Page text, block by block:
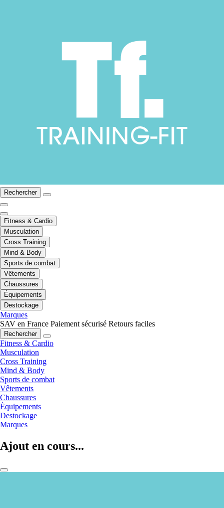
Rechercher
Fitness & Cardio
Musculation
Cross Training
Mind & Body
Sports de combat
Vêtements
Chaussures
Équipements
Destockage
Marques
SAV en France Paiement sécurisé Retours faciles
Rechercher
Fitness & Cardio
Musculation
Cross Training
Mind & Body
Sports de combat
Vêtements
Chaussures
Équipements
Destockage
Marques
Ajout en cours...